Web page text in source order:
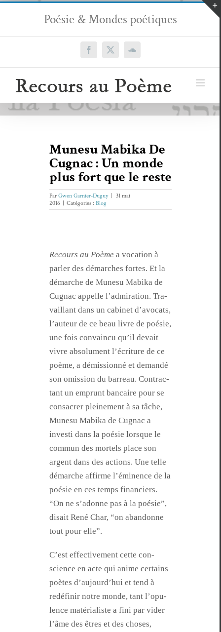
Passer
contenu
Poésie & Mondes poétiques
Facebook
X SoundCloud
Munesu Mabika De
Cugnac : Un monde
plus fort que le reste
ParGwen Garnier-Duguy
31 mai
2016
Catégories : Blog
Recours au Poème a voca­tion à
par­ler des démarch­es fortes. Et la
démarche de Mune­su Mabi­ka de
Cugnac appelle l’ad­mi­ra­tion. Tra­
vail­lant dans un cab­i­net d’av­o­cats,
l’au­teur de ce beau livre de poésie,
une fois con­va­in­cu qu’il devait
vivre absol­u­ment l’écri­t­ure de ce
poème, a démis­sion­né et demandé
son omis­sion du bar­reau. Con­trac­
tant un emprunt ban­caire pour se
con­sacr­er pleine­ment à sa tâche,
Mune­su Mabi­ka de Cugnac a
investi dans la poésie lorsque le
com­mun des mor­tels place son
argent dans des actions. Une telle
démarche affirme l’émi­nence de la
poésie en ces temps financiers.
“On ne s’adonne pas à la poésie”,
dis­ait René Char, “on aban­donne
tout pour elle”.
C’est effec­tive­ment cette con­
science en acte qui ani­me cer­tains
poètes d’au­jour­d’hui et tend à
redéfinir notre monde, tant l’op­u­
lence matéri­al­iste a fini par vider
l’âme des êtres et des choses,